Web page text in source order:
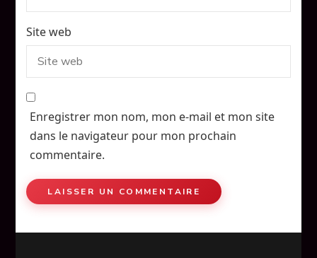
Site web
Enregistrer mon nom, mon e-mail et mon site
dans le navigateur pour mon prochain
commentaire.